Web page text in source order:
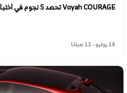
Voyah COURAGE تحصد 5 نجوم في اختبارات Euro NCAP
16 يوليو - 11 صباحًا